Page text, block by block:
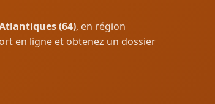
(64), en région
en ligne et obtenez un dossier